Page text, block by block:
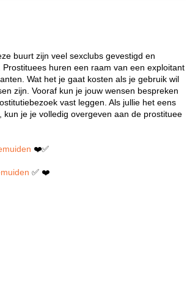
buurt zijn veel sexclubs gevestigd en
huren een raam van een exploitant
Wat het je gaat kosten als je gebruik wil
zijn. Vooraf kun je jouw wensen bespreken
vast leggen. Als jullie het eens
je je volledig overgeven aan de prostituee
❤️✅
✅ ❤️